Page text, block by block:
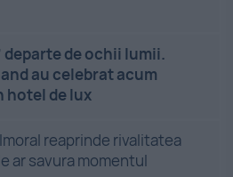
departe de ochii lumii.
au celebrat acum
hotel de lux
reaprinde rivalitatea
ar savura momentul